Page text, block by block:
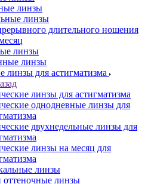
линзы
линзы
длительного ношения
линзы
линзы
линзы для астигматизма
линзы для астигматизма
однодневные линзы для
двухнедельные линзы для
линзы на месяц для
линзы
линзы